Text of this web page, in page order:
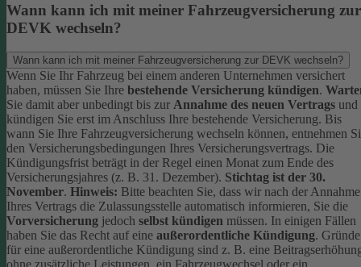
Wann kann ich mit meiner Fahrzeugversicherung zur
DEVK wechseln?
Wann kann ich mit meiner Fahrzeugversicherung zur DEVK wechseln?
Wenn Sie Ihr Fahrzeug bei einem anderen Unternehmen versichert
haben, müssen Sie Ihre bestehende Versicherung kündigen.
Sie damit aber unbedingt bis zur Annahme des neuen Vertrags und
kündigen Sie erst im Anschluss Ihre bestehende Versicherung. Bis
wann Sie Ihre Fahrzeugversicherung wechseln können, entnehmen
den Versicherungsbedingungen Ihres Versicherungsvertrags. Die
Kündigungsfrist beträgt in der Regel einen Monat zum Ende des
Versicherungsjahres (z. B. 31. Dezember). Stichtag ist der 30.
November. Hinweis: Bitte beachten Sie, dass wir nach der Annahme
Ihres Vertrags die Zulassungsstelle automatisch informieren, Sie die
Vorversicherung jedoch selbst kündigen müssen. In einigen Fällen
haben Sie das Recht auf eine außerordentliche Kündigung. Gründe
für eine außerordentliche Kündigung sind z. B. eine